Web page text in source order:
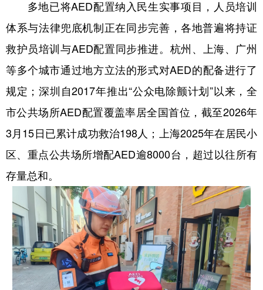
多地已将AED配置纳入民生实事项目，人员培训
体系与法律兜底机制正在同步完善，各地普遍将持证
救护员培训与AED配置同步推进。杭州、上海、广州
等多个城市通过地方立法的形式对AED的配备进行了
规定；深圳自2017年推出“公众电除颤计划”以来，全
市公共场所AED配置覆盖率居全国首位，截至2026年
3月15日已累计成功救治198人；上海2025年在居民小
区、重点公共场所增配AED逾8000台，超过以往所有
存量总和。